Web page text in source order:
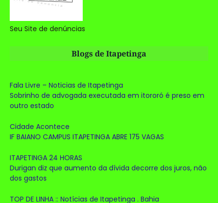
Seu Site de denúncias
Blogs de Itapetinga
Fala Livre – Noticias de Itapetinga
Sobrinho de advogada executada em itororó é preso em
outro estado
Cidade Acontece
IF BAIANO CAMPUS ITAPETINGA ABRE 175 VAGAS
ITAPETINGA 24 HORAS
Durigan diz que aumento da dívida decorre dos juros, não
dos gastos
TOP DE LINHA :: Notícias de Itapetinga . Bahia